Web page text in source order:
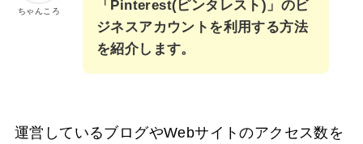
ちゃんころ
「Pinterest(ピンタレスト)」のビ
ジネスアカウントを利用する方法
を紹介します。
運営しているブログやWebサイトのアクセス数を